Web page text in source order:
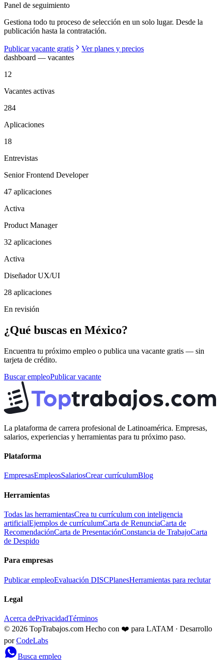
Panel de seguimiento
Gestiona todo tu proceso de selección en un solo lugar. Desde la
publicación hasta la contratación.
Publicar vacante gratis
Ver planes y precios
dashboard — vacantes
12
Vacantes activas
284
Aplicaciones
18
Entrevistas
Senior Frontend Developer
47 aplicaciones
Activa
Product Manager
32 aplicaciones
Activa
Diseñador UX/UI
28 aplicaciones
En revisión
¿Qué buscas en México?
Encuentra tu próximo empleo o publica una vacante gratis — sin
tarjeta de crédito.
Buscar empleoPublicar vacante
La plataforma de carrera profesional de Latinoamérica. Empresas,
salarios, experiencias y herramientas para tu próximo paso.
Plataforma
EmpresasEmpleosSalariosCrear currículumBlog
Herramientas
Todas las herramientasCrea tu currículum con inteligencia
artificialEjemplos de currículumCarta de RenunciaCarta de
RecomendaciónCarta de PresentaciónConstancia de TrabajoCarta
de Despido
Para empresas
Publicar empleoEvaluación DISCPlanesHerramientas para reclutar
Legal
Acerca dePrivacidadTérminos
© 2026 TopTrabajos.com Hecho con ❤️ para LATAM · Desarrollo
por CodeLabs
Busca empleo